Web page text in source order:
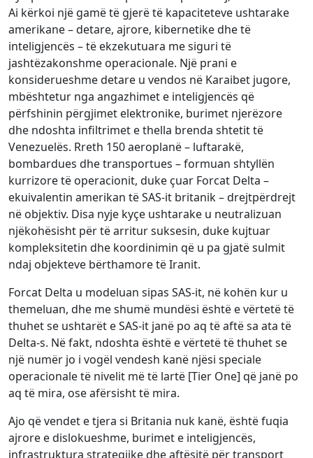
Ai kërkoi një gamë të gjerë të kapaciteteve ushtarake
amerikane – detare, ajrore, kibernetike dhe të
inteligjencës – të ekzekutuara me siguri të
jashtëzakonshme operacionale. Një prani e
konsiderueshme detare u vendos në Karaibet jugore,
mbështetur nga angazhimet e inteligjencës që
përfshinin përgjimet elektronike, burimet njerëzore
dhe ndoshta infiltrimet e thella brenda shtetit të
Venezuelës. Rreth 150 aeroplanë – luftarakë,
bombardues dhe transportues – formuan shtyllën
kurrizore të operacionit, duke çuar Forcat Delta –
ekuivalentin amerikan të SAS-it britanik – drejtpërdrejt
në objektiv. Disa nyje kyçe ushtarake u neutralizuan
njëkohësisht për të arritur suksesin, duke kujtuar
kompleksitetin dhe koordinimin që u pa gjatë sulmit
ndaj objekteve bërthamore të Iranit.
Forcat Delta u modeluan sipas SAS-it, në kohën kur u
themeluan, dhe me shumë mundësi është e vërtetë të
thuhet se ushtarët e SAS-it janë po aq të aftë sa ata të
Delta-s. Në fakt, ndoshta është e vërtetë të thuhet se
një numër jo i vogël vendesh kanë njësi speciale
operacionale të nivelit më të lartë [Tier One] që janë po
aq të mira, ose afërsisht të mira.
Ajo që vendet e tjera si Britania nuk kanë, është fuqia
ajrore e dislokueshme, burimet e inteligjencës,
infrastruktura strategjike dhe aftësitë për transport